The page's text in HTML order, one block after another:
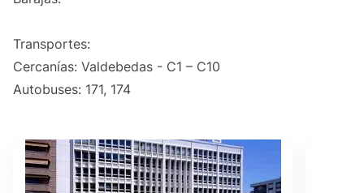
Transportes:
Cercanías: Valdebedas - C1 – C10
Autobuses: 171, 174